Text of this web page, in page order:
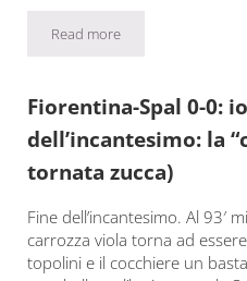
Read moreFiorentina-Empoli 3-1: io
Fiorentina-Spal 0-0:
dell’incantesimo: la
tornata zucca)
Fine dell’incantesimo. Al 93′
carrozza viola torna ad
topolini e il cocchiere un